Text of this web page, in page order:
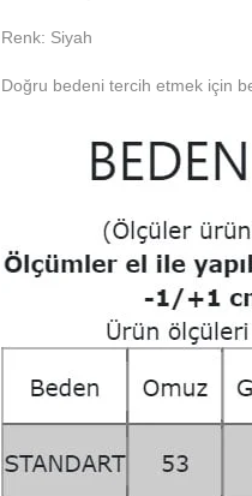
Renk: Siyah
Doğru bedeni tercih etmek için